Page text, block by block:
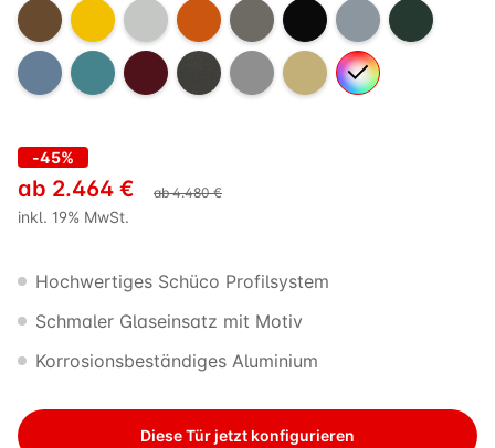
Hochwertiges Schüco Profilsystem
Schmaler Glaseinsatz mit Motiv
Korrosionsbeständiges Aluminium
-45%
ab 2.464 € ab4.480€
inkl. 19% MwSt.
Diese Tür jetzt konfigurieren